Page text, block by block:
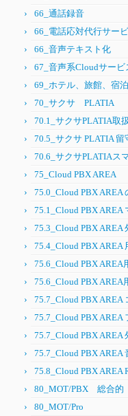
66_通話録音
66_電話応対代行サー
66_音声テキスト化
67_音声系Cloudサー
69_ホテル、旅館、宿
70_サクサ PLATIA
70.1_サクサPLATIA取
70.5_サクサ PLATIA 留
70.6_サクサPLATIAス
75_Cloud PBX AREA
75.0_Cloud PBX AREA
75.1_Cloud PBX AREA
75.3_Cloud PBX AREA
75.4_Cloud PBX AREA
75.6_Cloud PBX AREA
75.6_Cloud PBX AREA
75.7_Cloud PBX AREA
75.7_Cloud PBX AREA
75.7_Cloud PBX AREA
75.7_Cloud PBX AREA
75.8_Cloud PBX AREA
80_MOT/PBX 総合的
80_MOT/Pro